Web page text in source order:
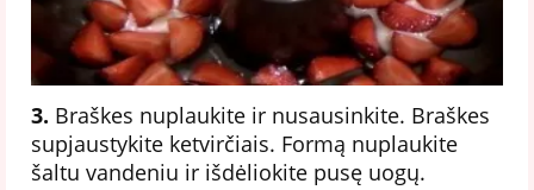
3. Braškes nuplaukite ir nusausinkite. Braškes
supjaustykite ketvirčiais. Formą nuplaukite
šaltu vandeniu ir išdėliokite pusę uogų.